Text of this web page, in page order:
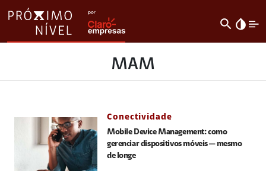
search invert_colors
MAM
Conectividade
Mobile Device Management: como
gerenciar dispositivos móveis — mesmo
de longe